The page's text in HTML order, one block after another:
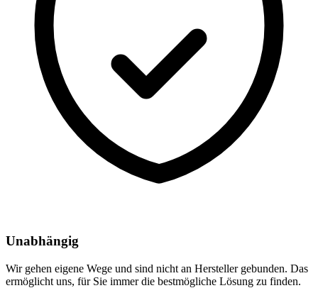
Unabhängig
Wir gehen eigene Wege und sind nicht an Hersteller gebunden. Das
ermöglicht uns, für Sie immer die bestmögliche Lösung zu finden.